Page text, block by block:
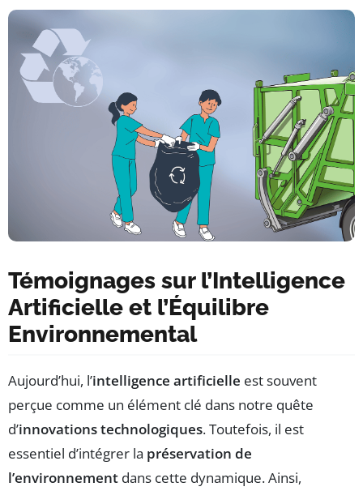
Témoignages sur l’Intelligence
Artificielle et l’Équilibre
Environnemental
Aujourd’hui, l’intelligence artificielle est souvent
perçue comme un élément clé dans notre quête
d’innovations technologiques. Toutefois, il est
essentiel d’intégrer la préservation de
l’environnement dans cette dynamique. Ainsi,